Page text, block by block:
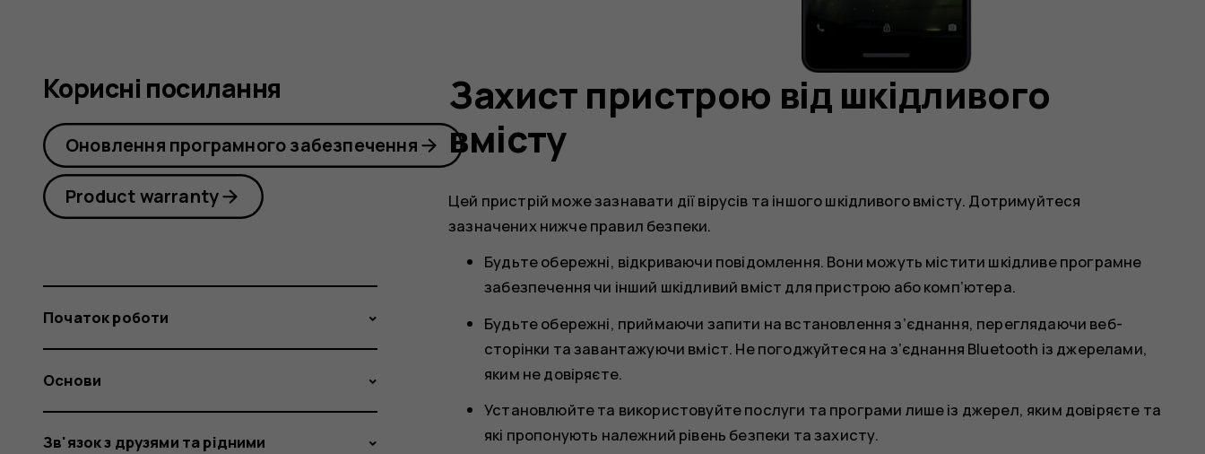
Захист пристрою від шкідливого
вмісту
Цей пристрій може зазнавати дії вірусів та іншого шкідливого вмісту. Дотримуйтеся
зазначених нижче правил безпеки.
Будьте обережні, відкриваючи повідомлення. Вони можуть містити шкідливе програмне
забезпечення чи інший шкідливий вміст для пристрою або комп’ютера.
Будьте обережні, приймаючи запити на встановлення з’єднання, переглядаючи веб-
сторінки та завантажуючи вміст. Не погоджуйтеся на з’єднання Bluetooth із джерелами,
яким не довіряєте.
Установлюйте та використовуйте послуги та програми лише із джерел, яким довіряєте та
які пропонують належний рівень безпеки та захисту.
Корисні посилання
Оновлення програмного забезпечення
Product warranty
Початок роботи
Основи
Зв'язок з друзями та рідними